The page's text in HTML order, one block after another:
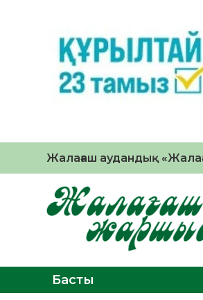
Жалағаш аудандық
Басты